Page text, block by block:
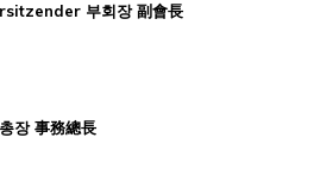
부회장 副會長
장 事務總長